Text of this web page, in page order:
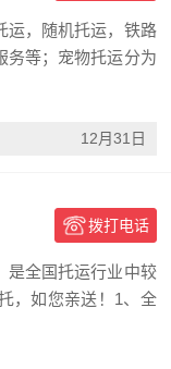
运，随机托运，铁路
务等；宠物托运分为
12月31日
拨打电话
是全国托运行业中较
，如您亲送！1、全